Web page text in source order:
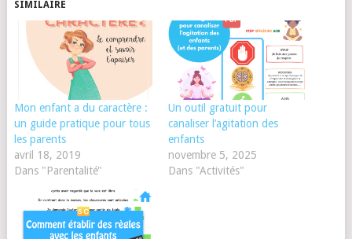
SIMILAIRE
Mon enfant a du caractère :
un guide pratique pour tous
les parents
avril 18, 2019
Dans "Parentalité"
Un outil gratuit pour
canaliser l’agitation des
enfants
novembre 5, 2025
Dans "Activités"